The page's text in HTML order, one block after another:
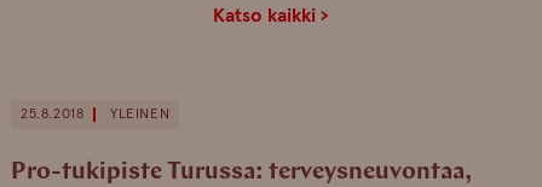
Katso kaikki ›
25.8.2018 YLEINEN
Pro-tukipiste Turussa: terveysneuvontaa,